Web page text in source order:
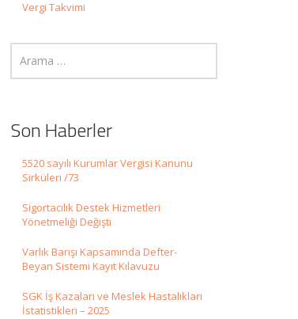
Vergi Takvimi
Son Haberler
5520 sayılı Kurumlar Vergisi Kanunu
Sirküleri /73
Sigortacılık Destek Hizmetleri
Yönetmeliği Değişti
Varlık Barışı Kapsamında Defter-
Beyan Sistemi Kayıt Kılavuzu
SGK İş Kazaları ve Meslek Hastalıkları
İstatistikleri – 2025